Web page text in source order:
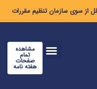
مشاهده
تمام
صفحات
هفته نامه